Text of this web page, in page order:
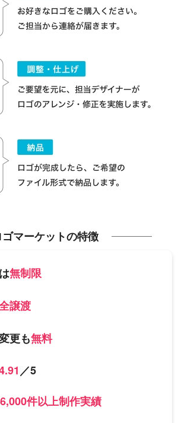
ゴマーケットの特徴
無制限
譲渡
更も無料
／5
6,000件以上制作実績